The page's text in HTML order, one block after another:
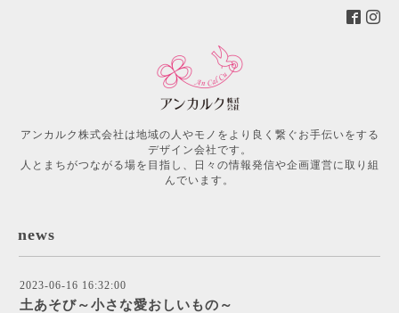
アンカルク株式会社は地域の人やモノをより良く繋ぐお手伝いをする
デザイン会社です。
人とまちがつながる場を目指し、日々の情報発信や企画運営に取り組
んでいます。
news
2023-06-16 16:32:00
土あそび～小さな愛おしいもの～